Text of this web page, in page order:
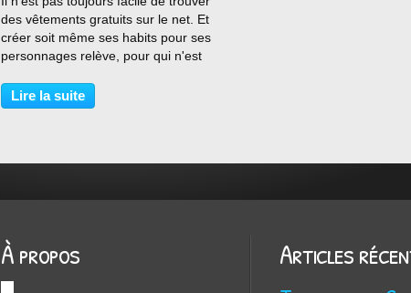
des vêtements gratuits sur le net. Et
créer soit même ses habits pour ses
personnages relève, pour qui n'est
combattant. Fort heureusement il
existe une parade plus simple si...
Lire la suite
À propos Articles